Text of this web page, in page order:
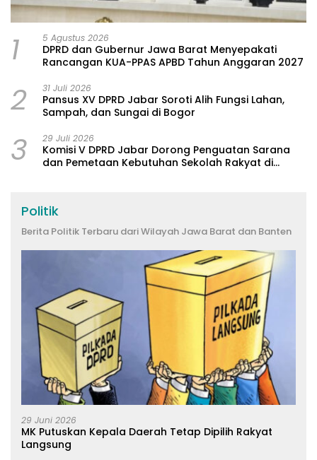
1 5 Agustus 2026
DPRD dan Gubernur Jawa Barat Menyepakati
Rancangan KUA-PPAS APBD Tahun Anggaran 2027
2 31 Juli 2026
Pansus XV DPRD Jabar Soroti Alih Fungsi Lahan,
Sampah, dan Sungai di Bogor
3 29 Juli 2026
Komisi V DPRD Jabar Dorong Penguatan Sarana
dan Pemetaan Kebutuhan Sekolah Rakyat di
Politik
Berita Politik Terbaru dari Wilayah Jawa Barat dan Banten
29 Juni 2026
MK Putuskan Kepala Daerah Tetap Dipilih Rakyat
Langsung